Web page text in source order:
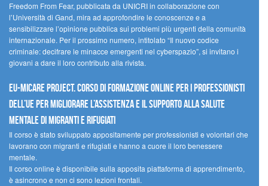
Freedom From Fear, pubblicata da UNICRI in collaborazione con
l’Università di Gand, mira ad approfondire le conoscenze e a
sensibilizzare l’opinione pubblica sui problemi più urgenti della comunità
internazionale. Per il prossimo numero, intitolato “Il nuovo codice
criminale: decifrare le minacce emergenti nel cyberspazio”, si invitano i
giovani a dare il loro contributo alla rivista.
EU-MiCare Project. Corso di formazione online per i professionisti
dell’UE per migliorare l’assistenza e il supporto alla salute
mentale di migranti e rifugiati
Il corso è stato sviluppato appositamente per professionisti e volontari che
lavorano con migranti e rifugiati e hanno a cuore il loro benessere
mentale.
Il corso online è disponibile sulla apposita piattaforma di apprendimento,
è asincrono e non ci sono lezioni frontali.